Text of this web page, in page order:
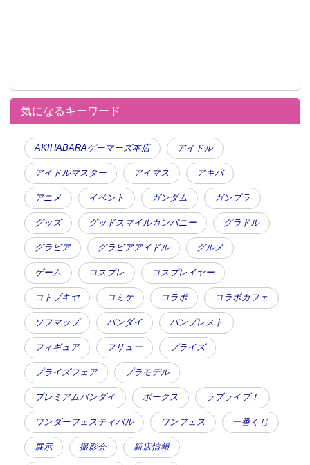
気になるキーワード
AKIHABARAゲーマーズ本店 アイドル
アイドルマスター アイマス アキバ
アニメ イベント ガンダム ガンプラ
グッズ グッドスマイルカンパニー グラドル
グラビア グラビアアイドル グルメ
ゲーム コスプレ コスプレイヤー
コトブキヤ コミケ コラボ コラボカフェ
ソフマップ バンダイ バンプレスト
フィギュア フリュー プライズ
プライズフェア プラモデル
プレミアムバンダイ ボークス ラブライブ！
ワンダーフェスティバル ワンフェス 一番くじ
展示 撮影会 新店情報